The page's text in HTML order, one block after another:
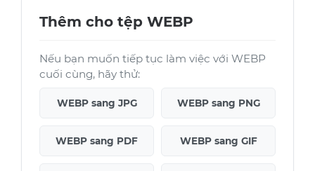
Thêm cho tệp WEBP
Nếu bạn muốn tiếp tục làm việc với WEBP
cuối cùng, hãy thử:
WEBP sang JPG WEBP sang PNG
WEBP sang PDF WEBP sang GIF